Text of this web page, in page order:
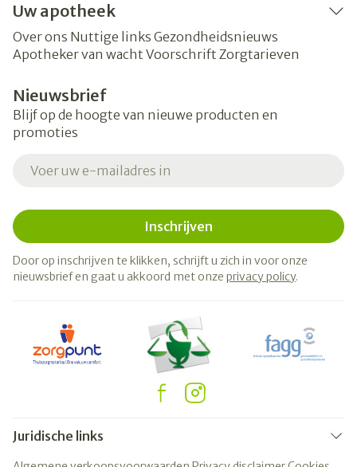
Uw apotheek
Over ons Nuttige links Gezondheidsnieuws
Apotheker van wacht Voorschrift Zorgtarieven
Nieuwsbrief
Blijf op de hoogte van nieuwe producten en
promoties
Inschrijven
Door op inschrijven te klikken, schrijft u zich in voor onze
nieuwsbrief en gaat u akkoord met onze privacy policy.
Juridische links